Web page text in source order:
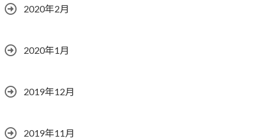
2020年2月
2020年1月
2019年12月
2019年11月